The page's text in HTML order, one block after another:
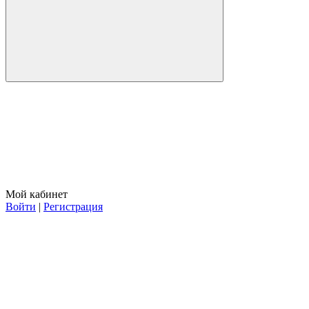
Мой кабинет
Войти | Регистрация